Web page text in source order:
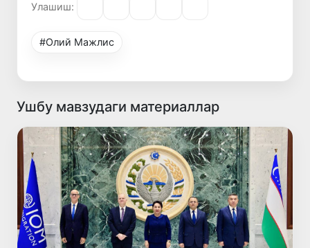
Улашиш:
#Олий Мажлис
Ушбу мавзудаги материаллар